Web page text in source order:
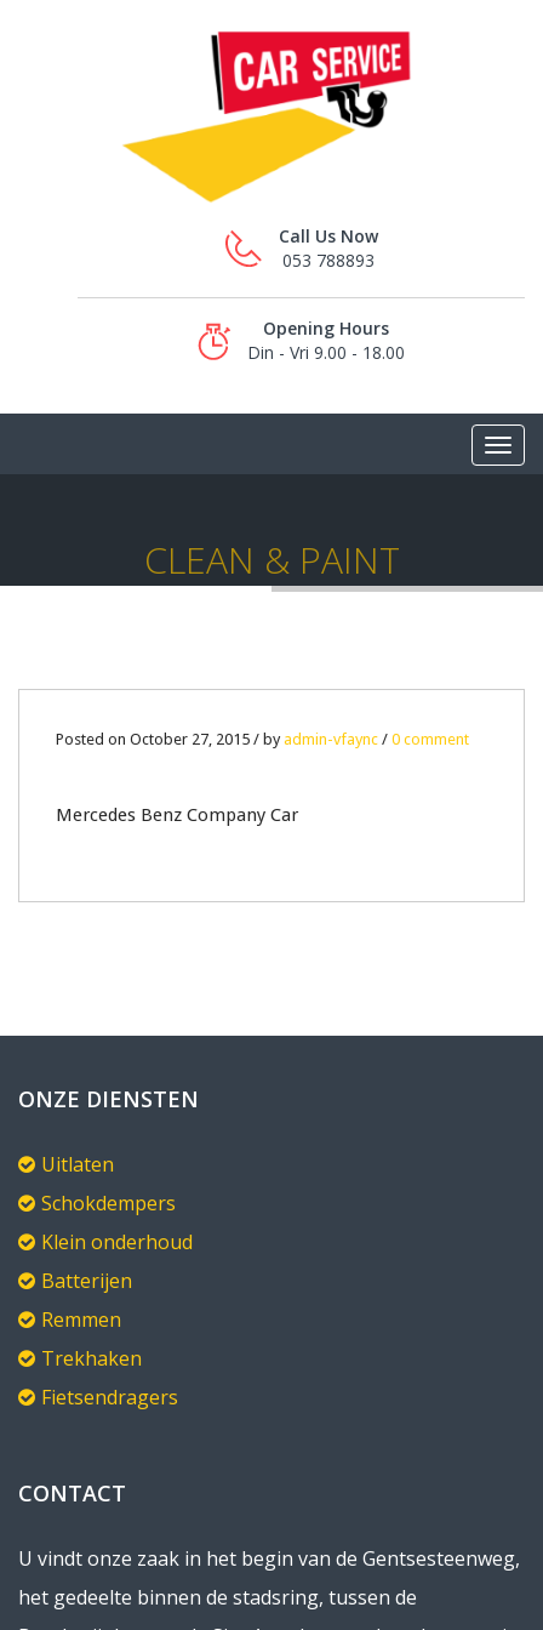
Call Us Now
053 788893
Opening Hours
Din - Vri 9.00 - 18.00
CLEAN & PAINT
27
Posted on October 27, 2015 / byadmin-vfaync / 0 comment
Mercedes Benz Company Car
ONZE DIENSTEN
Uitlaten
Schokdempers
Klein onderhoud
Batterijen
Remmen
Trekhaken
Fietsendragers
CONTACT
U vindt onze zaak in het begin van de Gentsesteenweg,
het gedeelte binnen de stadsring, tussen de